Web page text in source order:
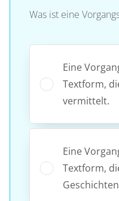
Was ist eine
Eine
Textform,
vermittelt.
Eine
Textform,